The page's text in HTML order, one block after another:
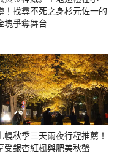
！找尋不死之身杉元佐一的
塊爭奪舞台
幌秋季三天兩夜行程推薦！
受銀杏紅楓與肥美秋蟹